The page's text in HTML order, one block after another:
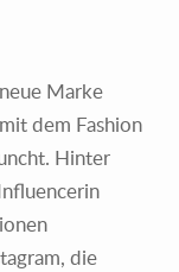
Marke
dem Fashion
Hinter
die